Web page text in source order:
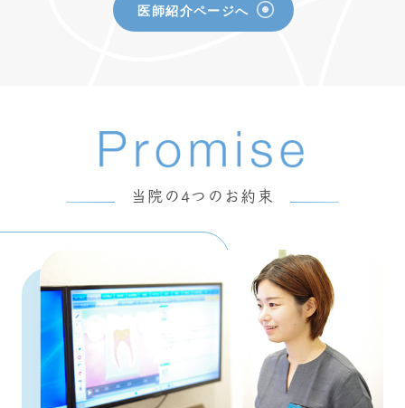
医師紹介ページへ
当院の4つのお約束